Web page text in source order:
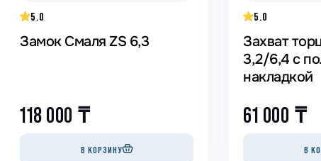
5.0
Замок Смаля ZS 6,3
118 000 ₸
В КОРЗИНУ
5.0
Захват
3,2/6,4 с
накладкой
61 000 ₸
В